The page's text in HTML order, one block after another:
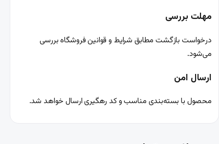
مهلت بررسی
درخواست بازگشت مطابق شرایط و قوانین فروشگاه بررسی
می‌شود.
ارسال امن
محصول با بسته‌بندی مناسب و کد رهگیری ارسال خواهد شد.